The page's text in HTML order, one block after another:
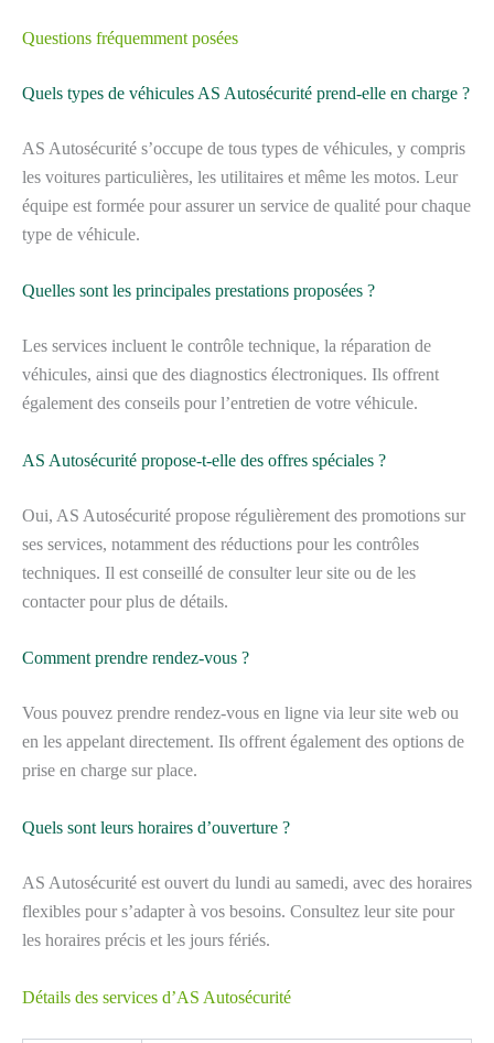
Questions fréquemment posées
Quels types de véhicules AS Autosécurité prend-elle en charge ?
AS Autosécurité s’occupe de tous types de véhicules, y compris
les voitures particulières, les utilitaires et même les motos. Leur
équipe est formée pour assurer un service de qualité pour chaque
type de véhicule.
Quelles sont les principales prestations proposées ?
Les services incluent le contrôle technique, la réparation de
véhicules, ainsi que des diagnostics électroniques. Ils offrent
également des conseils pour l’entretien de votre véhicule.
AS Autosécurité propose-t-elle des offres spéciales ?
Oui, AS Autosécurité propose régulièrement des promotions sur
ses services, notamment des réductions pour les contrôles
techniques. Il est conseillé de consulter leur site ou de les
contacter pour plus de détails.
Comment prendre rendez-vous ?
Vous pouvez prendre rendez-vous en ligne via leur site web ou
en les appelant directement. Ils offrent également des options de
prise en charge sur place.
Quels sont leurs horaires d’ouverture ?
AS Autosécurité est ouvert du lundi au samedi, avec des horaires
flexibles pour s’adapter à vos besoins. Consultez leur site pour
les horaires précis et les jours fériés.
Détails des services d’AS Autosécurité